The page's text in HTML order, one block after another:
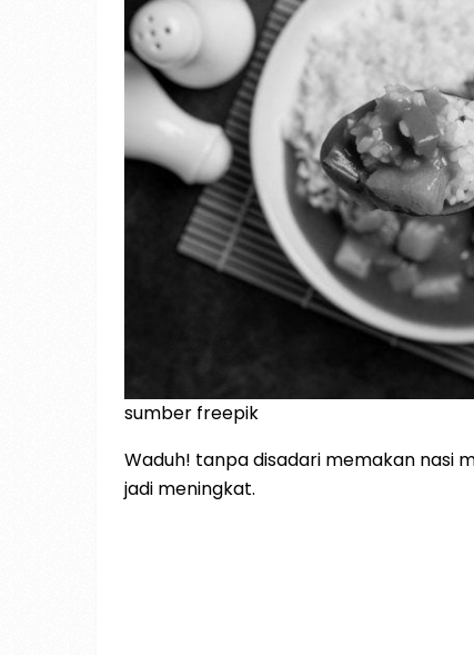
sumber freepik
Waduh! tanpa disadari memakan nasi
jadi meningkat.